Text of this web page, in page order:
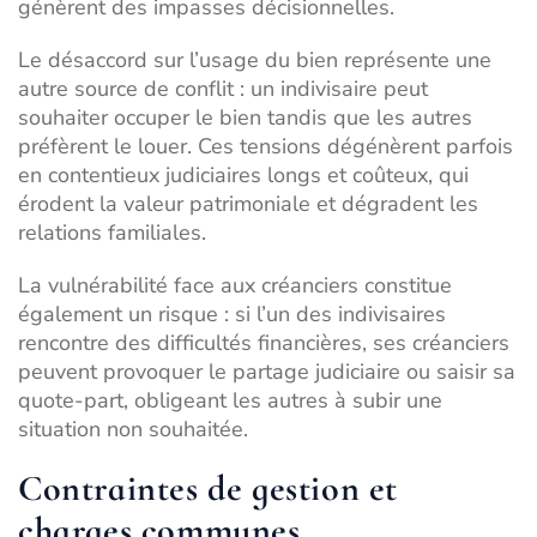
génèrent des impasses décisionnelles.
Le désaccord sur l’usage du bien représente une
autre source de conflit : un indivisaire peut
souhaiter occuper le bien tandis que les autres
préfèrent le louer. Ces tensions dégénèrent parfois
en contentieux judiciaires longs et coûteux, qui
érodent la valeur patrimoniale et dégradent les
relations familiales.
La vulnérabilité face aux créanciers constitue
également un risque : si l’un des indivisaires
rencontre des difficultés financières, ses créanciers
peuvent provoquer le partage judiciaire ou saisir sa
quote-part, obligeant les autres à subir une
situation non souhaitée.
Contraintes de gestion et